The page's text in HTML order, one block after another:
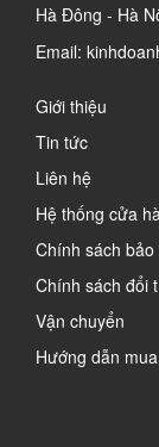
Dụng cụ cơ
trong ngành
các sản
chia thành ba
kẹp chặt và
năng và ứng
và yêu cầu
2. Công
Hà Đông - Hà
Email:
Giới thiệu
Tin tức
Liên hệ
Hệ thống cửa
Chính sách bảo
Chính sách đổi
Vận chuyển
Hướng dẫn